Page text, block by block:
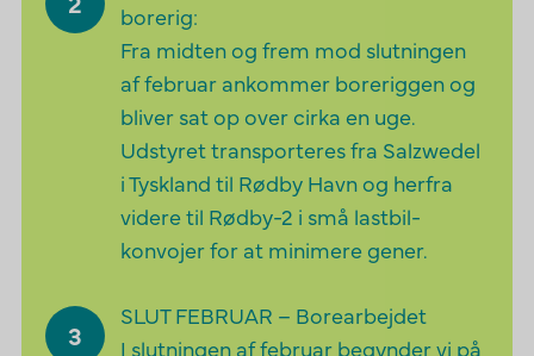
borerig:
Fra midten og frem mod slutningen
af februar ankommer boreriggen og
bliver sat op over cirka en uge.
Udstyret transporteres fra Salzwedel
i Tyskland til Rødby Havn og herfra
videre til Rødby-2 i små lastbil-
konvojer for at minimere gener.
SLUT FEBRUAR – Borearbejdet
I slutningen af februar begynder vi på